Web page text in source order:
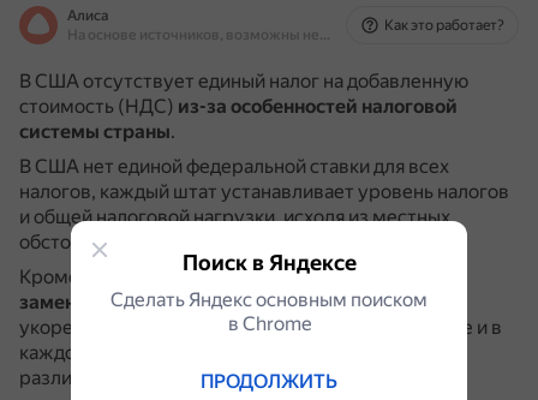
Алиса
На основе источников, возможны неточности
Как это работает?
В США отсутствует единый налог на добавленную
стоимость (НДС) из-за особенностей налоговой
системы страны.
В США нет единой федеральной ставки для всех
налогов, каждый штат устанавливает уровень налогов
и общей налоговой нагрузки, исходя из местных
обстоятельств.
Кроме того,
система налога с продаж, который
заменяет НДС в США, считается сложной.Она
укоренилась в каждом государственном бюджете и в
каждой системе точек продаж, а ставки налога
различаются на местном уровне.
Поиск в Яндексе
Сделать Яндекс основным поиском
в Сhrome
ПРОДОЛЖИТЬ